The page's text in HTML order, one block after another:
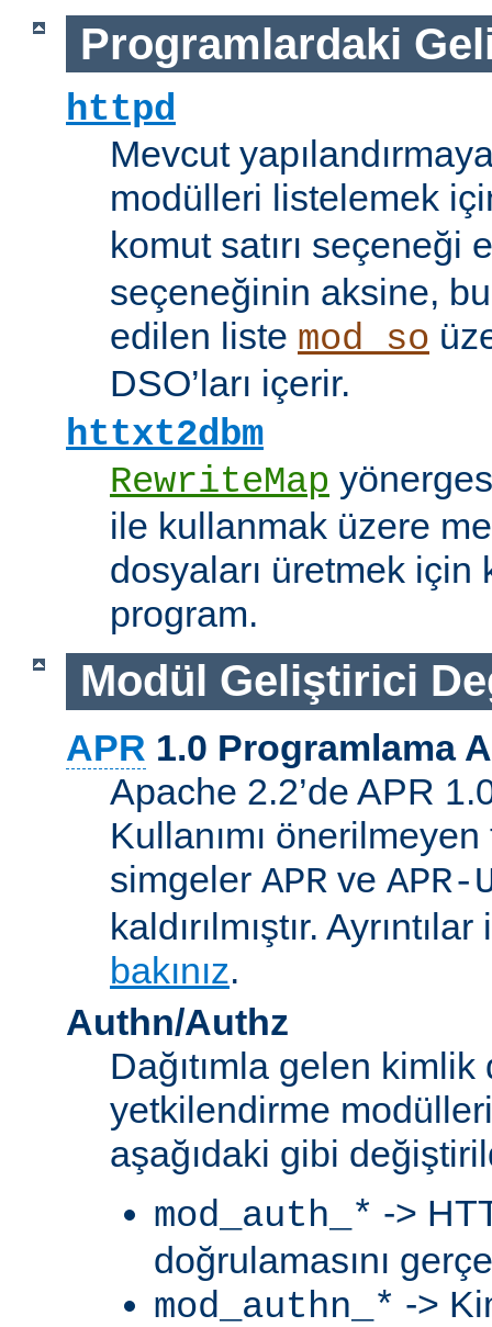
Programlardaki
httpd
Mevcut
modülleri listelemek
komut satırı seçeneği
seçeneğinin aksine,
edilen liste mod_so
DSO’ları içerir.
httxt2dbm
RewriteMap
ile kullanmak üzere
dosyaları üretmek için
program.
Modül Geliştirici
APR 1.0 Programlama
Apache 2.2’de APR
Kullanımı
simgeler APR ve
kaldırılmıştır.
bakınız.
Authn/Authz
Dağıtımla gelen
yetkilendirme
aşağıdaki gibi
mod_auth_* ->
doğrulamasını
mod_authn_* ->